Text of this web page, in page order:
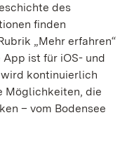
des
finden
„Mehr erfahren“
ist für iOS- und
kontinuierlich
Möglichkeiten, die
– vom Bodensee